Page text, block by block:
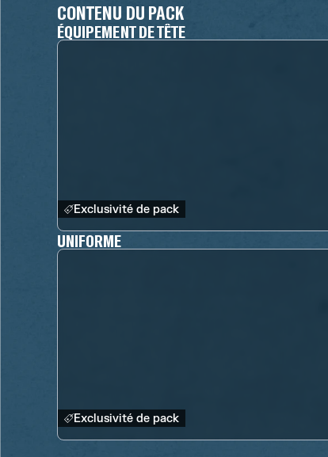
CONTENU DU PACK
ÉQUIPEMENT DE TÊTE
Exclusivité de pack
UNIFORME
Exclusivité de pack